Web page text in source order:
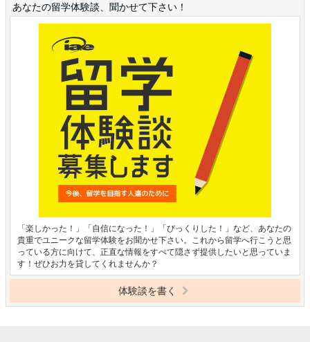
あなたの留学体験談、聞かせて下さい！
「楽しかった！」「自信になった！」「びっくりした！」など、あなたの
貴重でユニークな留学体験をお聞かせ下さい。これから留学へ行こうと思
っている方に向けて、正直な情報をすべて隠さず提供したいと思っていま
す！ぜひお力を貸してくれませんか？
体験談を書く